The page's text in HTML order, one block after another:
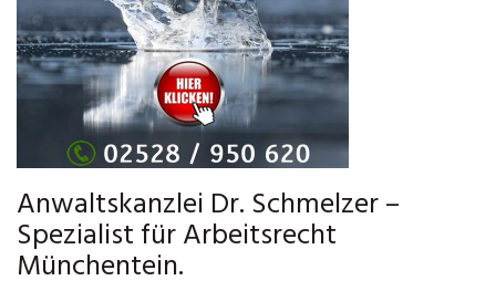
Anwaltskanzlei Dr. Schmelzer –
Spezialist für Arbeitsrecht
Münchentein.